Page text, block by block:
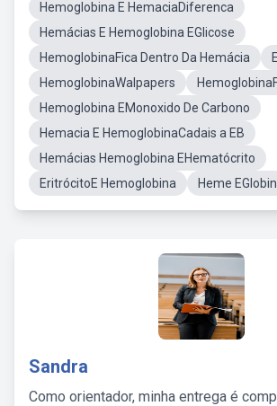
Hemoglobina E HemaciaDiferenca
Hemácias E Hemoglobina EGlicose
HemoglobinaFica Dentro Da Hemácia
HemoglobinaWalpapers
Hemoglobina EMonoxido De Carbono
Hemacia E HemoglobinaCadais a EB
Hemácias Hemoglobina EHematócrito
EritrócitoE Hemoglobina
Heme
Sandra
Como orientador, minha entrega é